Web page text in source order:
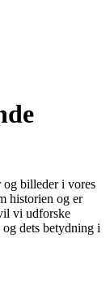
billeder i vores
historien og er
vi udforske
dets betydning i